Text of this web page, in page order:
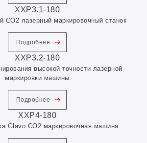
XXP3.1-180
CO2 лазерный маркировочный станок
Подробнее
XXP3.2-180
высокой точности лазерной
маркировки машины
Подробнее
XXP4-180
Glavo CO2 маркировочная машина